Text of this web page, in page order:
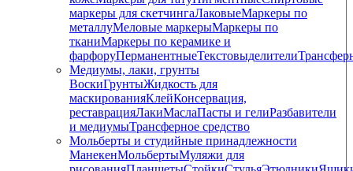
маркеры для скетчингаЛаковыеМаркеры по
металлуМеловые маркерыМаркеры по
тканиМаркеры по керамике и
фарфоруПерманентныеТекстовыделители
Медиумы, лаки, грунты
ВоскиГрунтыЖидкость для
маскированияКлейКонсервация,
реставрацияЛакиМаслаПасты и гелиРазбавители
и медиумыТрансферное средство
Мольберты и студийные принадлежности
МанекенМольбертыМуляжи для